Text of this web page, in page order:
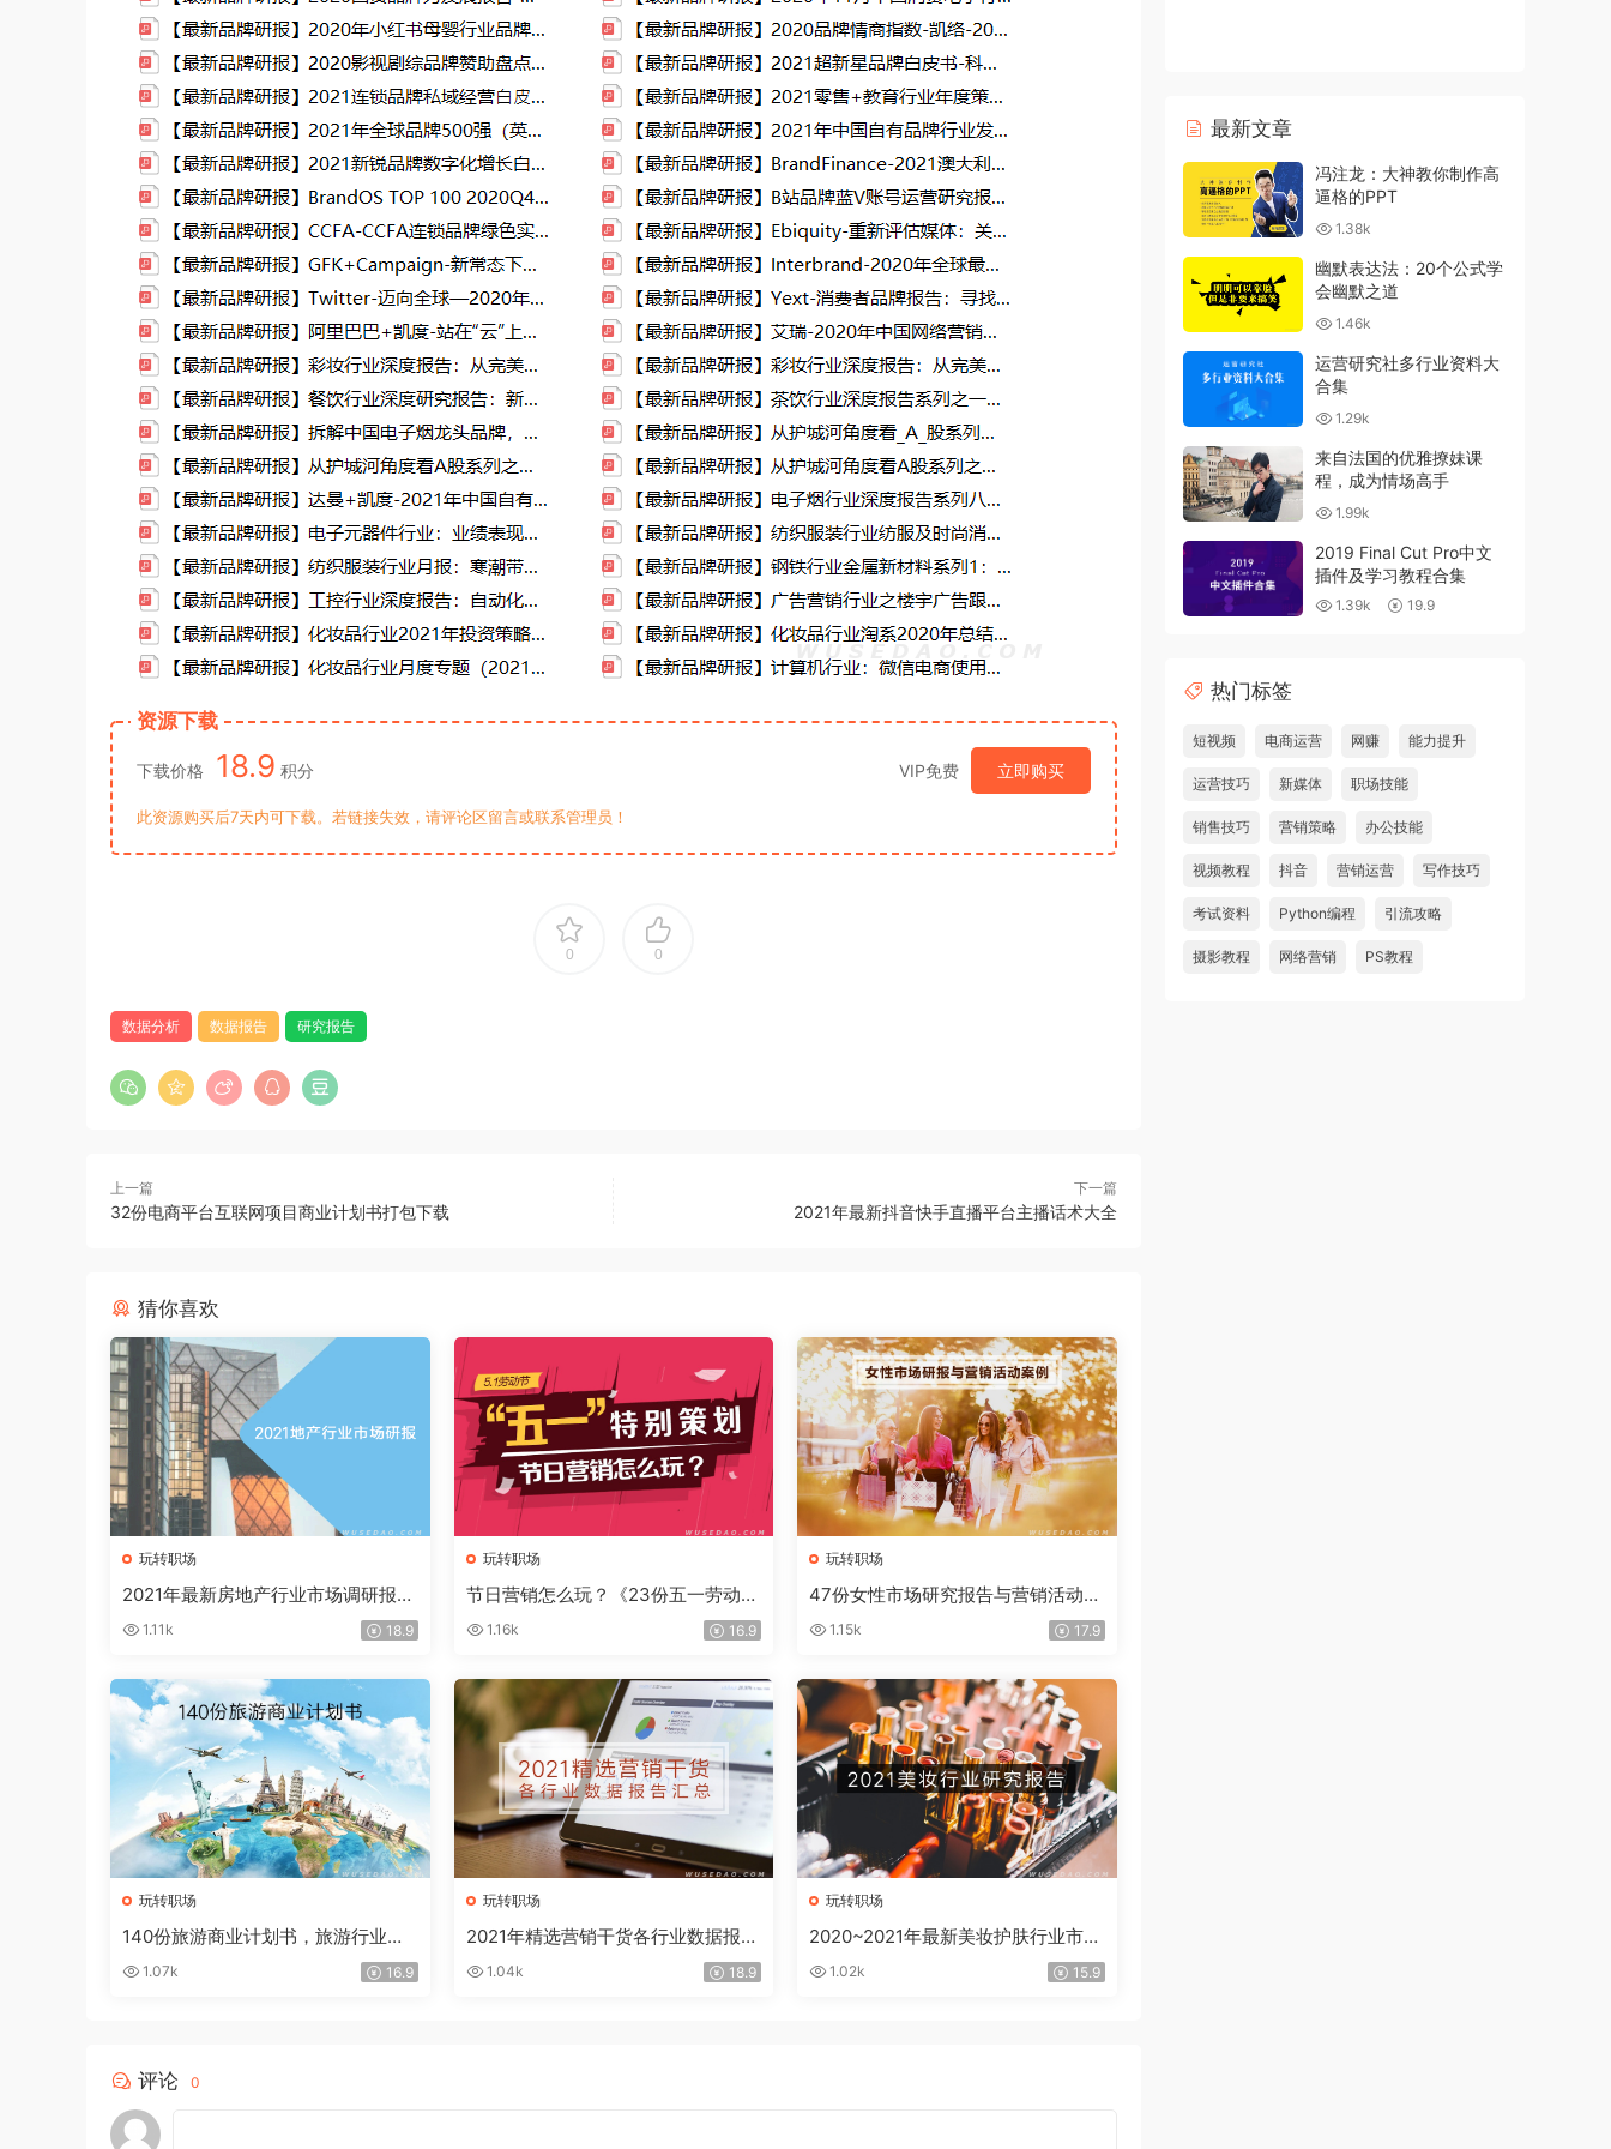
资源下载
下载价格 18.9 积分 VIP免费 立即购买
此资源购买后7天内可下载。若链接失效，请评论区留言或联系管理员！
0 0
数据分析 数据报告 研究报告
上一篇
32份电商平台互联网项目商业计划书打包下载
下一篇
2021年最新抖音快手直播平台主播话术大全
猜你喜欢
玩转职场
2021年最新房地产行业市场调研报告
合集260份
1.11k 18.9
玩转职场
节日营销怎么玩？《23份五一劳动节
专题营销策划案例》
1.16k 16.9
玩转职场
47份女性市场研究报告与营销活动案
例合集
1.15k 17.9
玩转职场
140份旅游商业计划书，旅游行业必
备参考资料
1.07k 16.9
玩转职场
2021年精选营销干货各行业数据报告
汇总229份
1.04k 18.9
玩转职场
2020~2021年最新美妆护肤行业市场
研究报告
1.02k 15.9
评论 0
最新文章
冯注龙：大神教你制作高
逼格的PPT
1.38k
幽默表达法：20个公式学
会幽默之道
1.46k
运营研究社多行业资料大
合集
1.29k
来自法国的优雅撩妹课
程，成为情场高手
1.99k
2019 Final Cut Pro中文
插件及学习教程合集
1.39k 19.9
热门标签
短视频 电商运营 网赚 能力提升
运营技巧 新媒体 职场技能
销售技巧 营销策略 办公技能
视频教程 抖音 营销运营 写作技巧
考试资料 Python编程 引流攻略
摄影教程 网络营销 PS教程